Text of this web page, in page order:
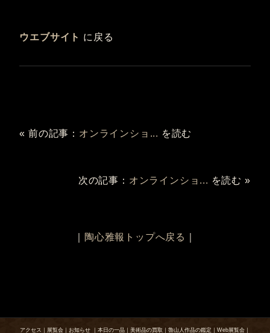
ウエブサイト に戻る
« 前の記事： オンラインショ... を読む
次の記事： オンラインショ... を読む »
陶心雅報トップへ戻る
アクセス ｜ 展覧会 ｜ お知らせ ｜ 本日の一品 ｜ 美術品の買取 ｜ 魯山人作品の鑑定 ｜ Web展覧会 ｜